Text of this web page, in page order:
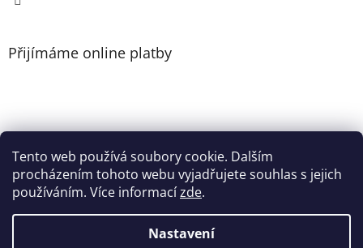
Tento web používá soubory cookie. Dalším
procházením tohoto webu vyjadřujete souhlas s jejich
používáním. Více informacízde.
Nastavení
Přijímáme online platby
Patička
Vytvořil Shoptet